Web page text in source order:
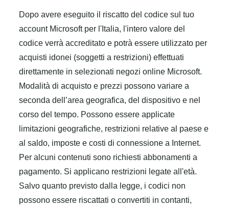
Dopo avere eseguito il riscatto del codice sul tuo
account Microsoft per l'Italia, l'intero valore del
codice verrà accreditato e potrà essere utilizzato per
acquisti idonei (soggetti a restrizioni) effettuati
direttamente in selezionati negozi online Microsoft.
Modalità di acquisto e prezzi possono variare a
seconda dell’area geografica, del dispositivo e nel
corso del tempo. Possono essere applicate
limitazioni geografiche, restrizioni relative al paese e
al saldo, imposte e costi di connessione a Internet.
Per alcuni contenuti sono richiesti abbonamenti a
pagamento. Si applicano restrizioni legate all'età.
Salvo quanto previsto dalla legge, i codici non
possono essere riscattati o convertiti in contanti,